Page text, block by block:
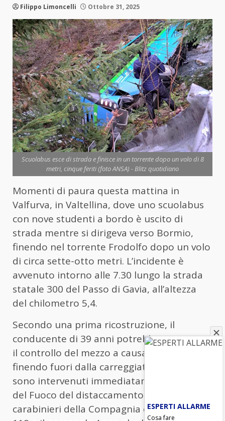
Filippo Limoncelli Ottobre 31, 2025
Scuolabus esce di strada e finisce in un torrente dopo un volo di 8
metri, cinque feriti (foto ANSA) - Blitz quotidiano
Momenti di paura questa mattina in
Valfurva, in Valtellina, dove uno scuolabus
con nove studenti a bordo è uscito di
strada mentre si dirigeva verso Bormio,
finendo nel torrente Frodolfo dopo un volo
di circa sette-otto metri. L’incidente è
avvenuto intorno alle 7.30 lungo la strada
statale 300 del Passo di Gavia, all’altezza
del chilometro 5,4.
Secondo una prima ricostruzione, il
conducente di 39 anni potrebbe aver perso
il controllo del mezzo a causa di un malore,
finendo fuori dalla carreggiata. Sul posto
sono intervenuti immediatamente i Vigili
del Fuoco del distaccamento di Valdisotto, i
carabinieri della Compagnia di Tirano, il
ESPERTI ALLARME
Cosa fare